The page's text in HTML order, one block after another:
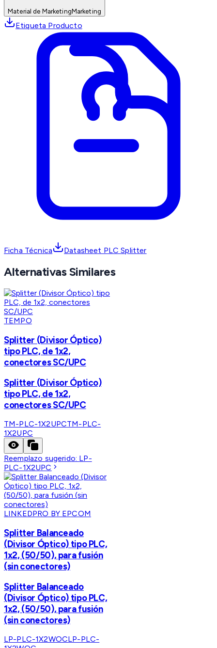
Material de MarketingMarketing
Etiqueta Producto
Ficha Técnica Datasheet PLC Splitter
Alternativas Similares
TEMPO
Splitter (Divisor Óptico)
tipo PLC, de 1x2,
conectores SC/UPC
Splitter (Divisor Óptico)
tipo PLC, de 1x2,
conectores SC/UPC
TM-PLC-1X2UPCTM-PLC-
1X2UPC
Reemplazo sugerido: LP-
PLC-1X2UPC
LINKEDPRO BY EPCOM
Splitter Balanceado
(Divisor Óptico) tipo PLC,
1x2, (50/50), para fusión
(sin conectores)
Splitter Balanceado
(Divisor Óptico) tipo PLC,
1x2, (50/50), para fusión
(sin conectores)
LP-PLC-1X2WOCLP-PLC-